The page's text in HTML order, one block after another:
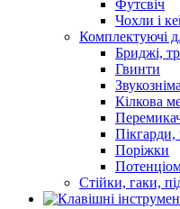
Футсвіч
Чохли і
Комплектуючі
Бриджі,
Гвинти
Кілкова
Пікгарди,
Поріжки
Стійки, гаки,